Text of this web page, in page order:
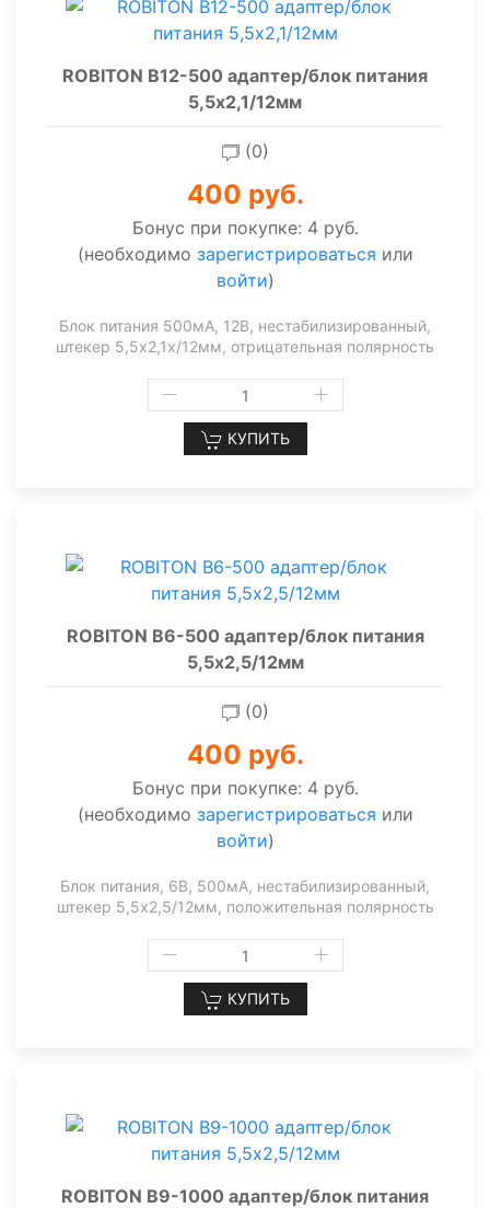
ROBITON B12-500 адаптер/блок питания
5,5х2,1/12мм
(0)
400 руб.
Бонус при покупке: 4 руб.
(необходимо зарегистрироваться или
войти)
Блок питания 500мА, 12В, нестабилизированный,
штекер 5,5х2,1х/12мм, отрицательная полярность
КУПИТЬ
ROBITON B6-500 адаптер/блок питания
5,5х2,5/12мм
(0)
400 руб.
Бонус при покупке: 4 руб.
(необходимо зарегистрироваться или
войти)
Блок питания, 6В, 500мА, нестабилизированный,
штекер 5,5х2,5/12мм, положительная полярность
КУПИТЬ
ROBITON B9-1000 адаптер/блок питания